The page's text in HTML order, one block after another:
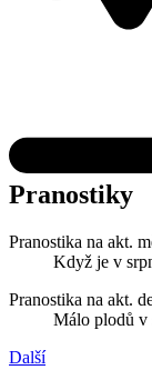
Pranostiky
Pranostika na akt.
Když je v
Pranostika na akt.
Málo plodů v
Další